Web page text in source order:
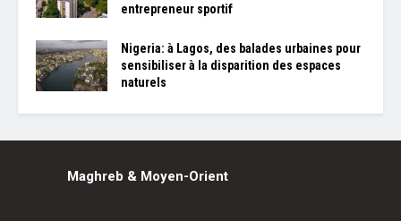
entrepreneur sportif
Nigeria: à Lagos, des balades urbaines pour
sensibiliser à la disparition des espaces
naturels
Maghreb & Moyen-Orient